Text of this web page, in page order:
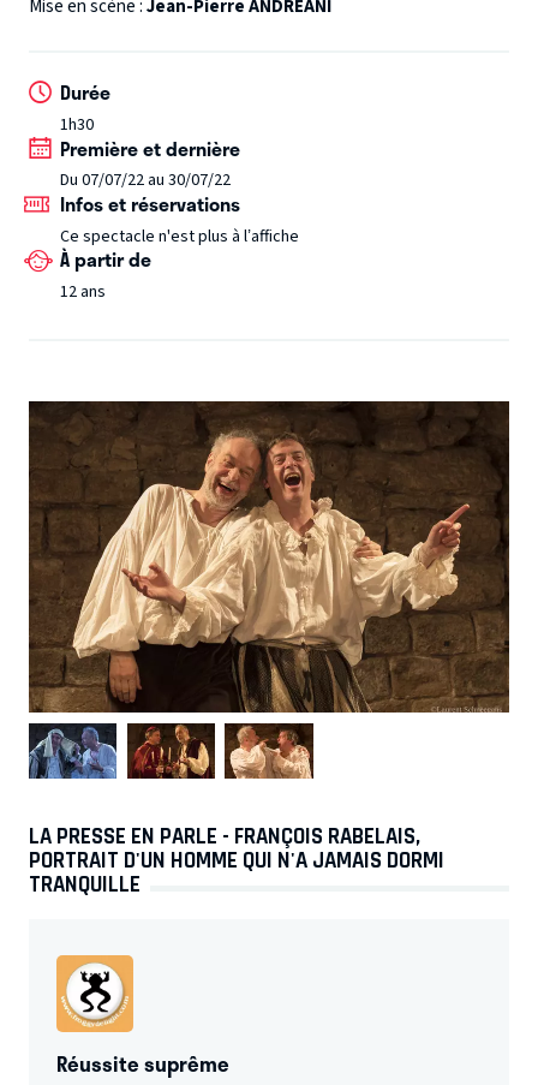
Mise en scène :Jean-Pierre ANDREANI
Durée
1h30
Première et dernière
Du 07/07/22 au 30/07/22
Infos et réservations
Ce spectacle n'est plus à l’affiche
À partir de
12 ans
LA PRESSE EN PARLE - FRANÇOIS RABELAIS,
PORTRAIT D'UN HOMME QUI N'A JAMAIS DORMI
TRANQUILLE
Réussite suprême